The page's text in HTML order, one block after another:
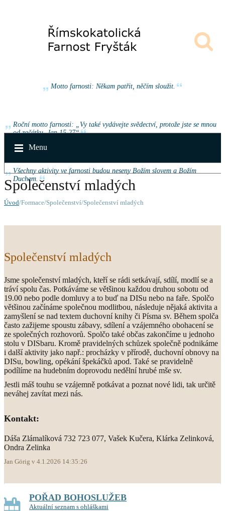
Motto farnosti: Někam patřit, něčím sloužit.
Roční motto farnosti: „Vy také vydávejte svědectví, protože jste se mnou
od začátku. Jan 15,27“
Všechny aktivity ve farnosti budou neseny Božím slovem a Božím
Duchem.
Menu
Společenství mladých
Úvod/Formace/Společenství/Společenství mladých
Společenství mladých
Jsme společenství mladých, kteří se rádi setkávají, sdílí, modlí se a
tráví spolu čas. Potkáváme se většinou každou druhou sobotu od
19.00 nebo podle domluvy a to buď na DISu nebo na faře. Spolčo
většinou začínáme společnou modlitbou, následuje nějaká aktivita a
zamyšlení se nad textem duchovní knihy či Písma sv. Během spolča
často zažijeme spoustu zábavy, sdílení a vzájemného obohacení se
ze společných rozhovorů. Spolčo také občas zakončíme u jednoho
stolu v DISbaru. Kromě pravidelných schůzek společně podnikáme
i další aktivity jako např.: procházky v přírodě, duchovní obnovy na
DISu, bowling, opékání špekáčků apod. Také se pravidelně
podílíme na hudebním doprovodu nedělní hrubé mše sv.
Jestli máš touhu se vzájemně potkávat a poznat nové lidi, tak určitě
neváhej zavítat mezi nás.
Kontakt:
Dáša Zlámalíková 732 723 077, Vašek Kučera, Klárka Zelinková,
Ondra Zelinka
Jan Görig v 4.1.2026 14:35:26
POŘAD BOHOSLUŽEB
Aktuální seznam s ohláškami